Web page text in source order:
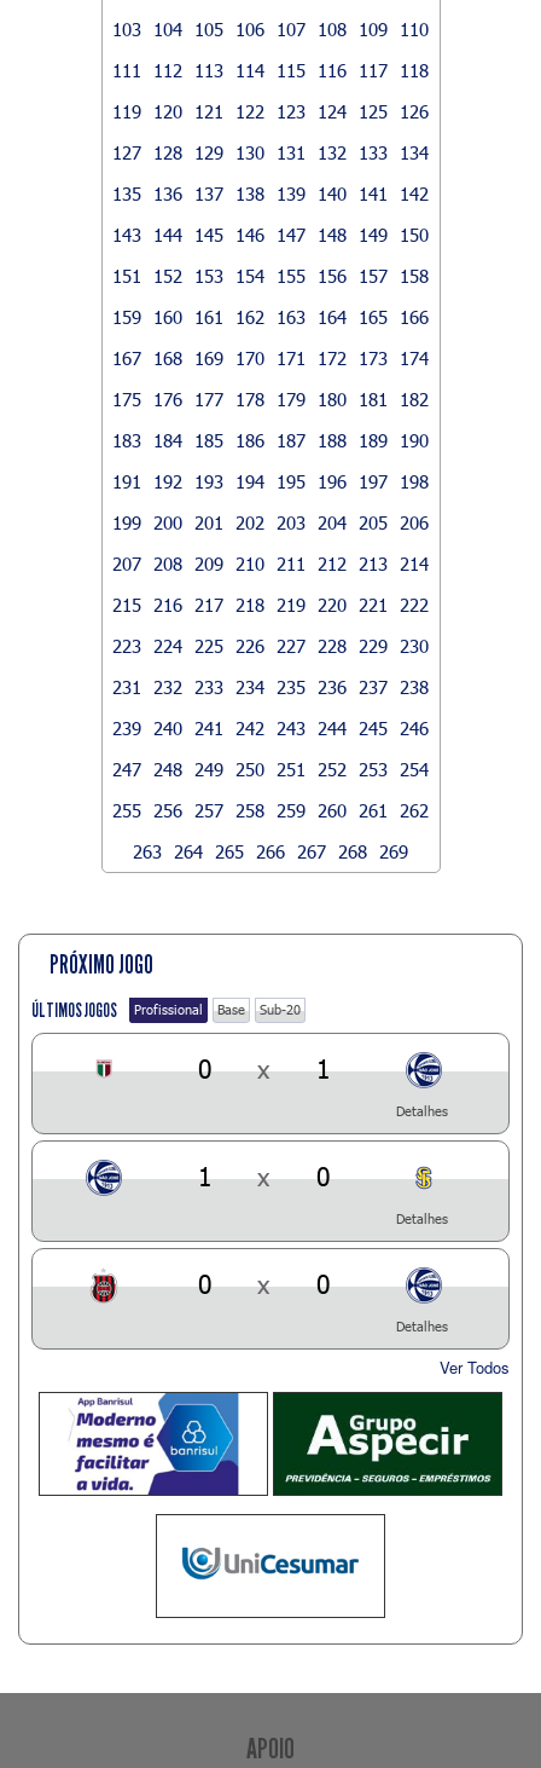
103
104 105 106 107 108 109
110
111
112 113 114 115 116 117
118
119
120 121 122 123 124 125
126
127
128 129 130 131 132 133
134
135
136 137 138 139 140 141
142
143
144 145 146 147 148 149
150
151
152 153 154 155 156 157
158
159
160 161 162 163 164 165
166
167
168 169 170 171 172 173
174
175
176 177 178 179 180 181
182
183
184 185 186 187 188 189
190
191
192 193 194 195 196 197
198
199
200 201 202 203 204 205
206
207
208 209 210 211 212 213
214
215
216 217 218 219 220 221
222
223
224 225 226 227 228 229
230
231
232 233 234 235 236 237
238
239
240 241 242 243 244 245
246
247
248 249 250 251 252 253
254
255
256 257 258 259 260 261
262
263
264 265 266 267 268 269
PRÓXIMO JOGO
ÚLTIMOS JOGOS Profissional Base Sub-20
0 x 1
Detalhes
1 x 0
Detalhes
0 x 0
Detalhes
Ver Todos
APOIO